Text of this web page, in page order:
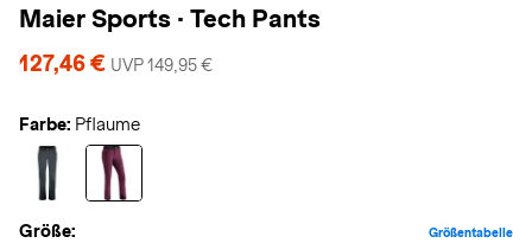
Maier Sports · Tech Pants
127,46 € UVP 149,95 €
Farbe: Pflaume
Größe: Größentabelle